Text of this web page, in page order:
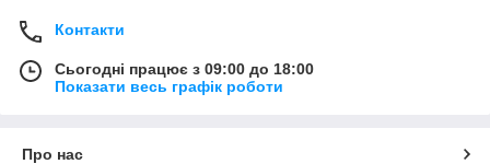
Контакти
Сьогодні працює з 09:00 до 18:00
Показати весь графік роботи
Про нас